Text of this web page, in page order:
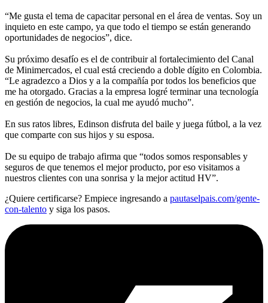
“Me gusta el tema de capacitar personal en el área de ventas. Soy un
inquieto en este campo, ya que todo el tiempo se están generando
oportunidades de negocios”, dice.
Su próximo desafío es el de contribuir al fortalecimiento del Canal
de Minimercados, el cual está creciendo a doble dígito en Colombia.
“Le agradezco a Dios y a la compañía por todos los beneficios que
me ha otorgado. Gracias a la empresa logré terminar una tecnología
en gestión de negocios, la cual me ayudó mucho”.
En sus ratos libres, Edinson disfruta del baile y juega fútbol, a la vez
que comparte con sus hijos y su esposa.
De su equipo de trabajo afirma que “todos somos responsables y
seguros de que tenemos el mejor producto, por eso visitamos a
nuestros clientes con una sonrisa y la mejor actitud HV”.
¿Quiere certificarse? Empiece ingresando a pautaselpais.com/gente-
con-talento y siga los pasos.